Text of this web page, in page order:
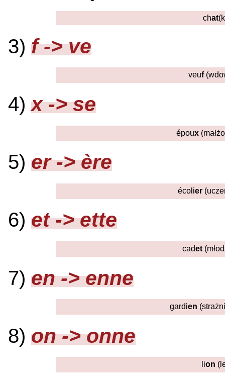
chat
3) f -> ve
veuf
4)x -> se
époux
5) er -> ère
écolier
6) et -> ette
cadet
7) en -> enne
gardien
8) on -> onne
lion